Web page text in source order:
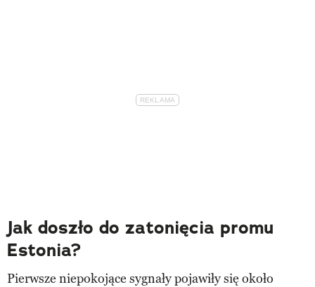
Jak doszło do zatonięcia promu
Estonia?
Pierwsze niepokojące sygnały pojawiły się około